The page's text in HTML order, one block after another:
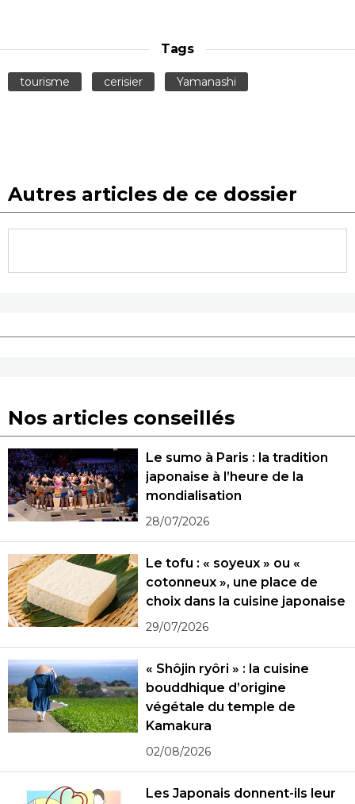
Tags
tourisme cerisier Yamanashi
Autres articles de ce dossier
Nos articles conseillés
Le sumo à Paris : la tradition
japonaise à l’heure de la
mondialisation
28/07/2026
Le tofu : « soyeux » ou «
cotonneux », une place de
choix dans la cuisine japonaise
29/07/2026
« Shôjin ryôri » : la cuisine
bouddhique d’origine
végétale du temple de
Kamakura
02/08/2026
Les Japonais donnent-ils leur